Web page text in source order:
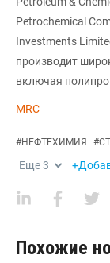
Petrochemical
Investments
производит
включая
MRC
#НЕФТЕХИМИЯ #
Еще3
Похожие